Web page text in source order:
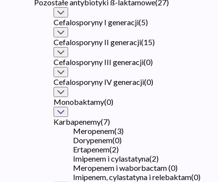
Pozostałe antybiotyki ß-laktamowe(27)
Cefalosporyny I generacji(5)
Cefalosporyny II generacji(15)
Cefalosporyny III generacji(0)
Cefalosporyny IV generacji(0)
Monobaktamy(0)
Karbapenemy(7)
Meropenem(3)
Dorypenem(0)
Ertapenem(2)
Imipenem i cylastatyna(2)
Meropenem i waborbactam(0)
Imipenem, cylastatyna i relebaktam(0)